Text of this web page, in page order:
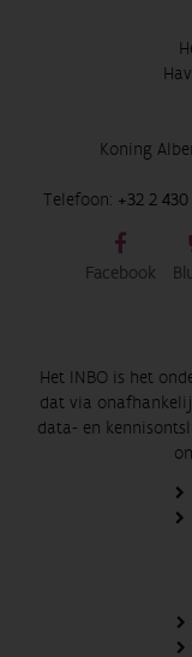
Koning
Telefoon: +32 2
Facebook
Het INBO is het
dat via
data- en